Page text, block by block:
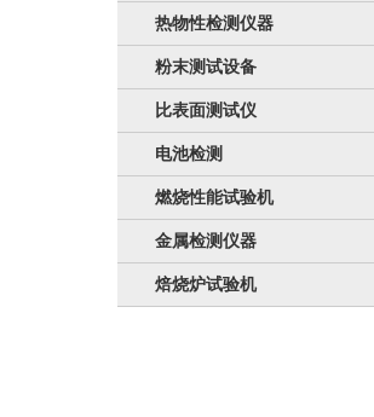
热物性检测仪器
粉末测试设备
比表面测试仪
电池检测
燃烧性能试验机
金属检测仪器
焙烧炉试验机